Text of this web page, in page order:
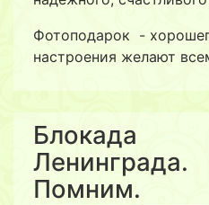
Фотоподарок -
настроения желают
Блокада
Ленинграда.
Помним.